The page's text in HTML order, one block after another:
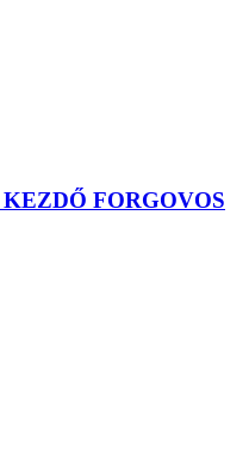
KEZDŐ FORGOVOS